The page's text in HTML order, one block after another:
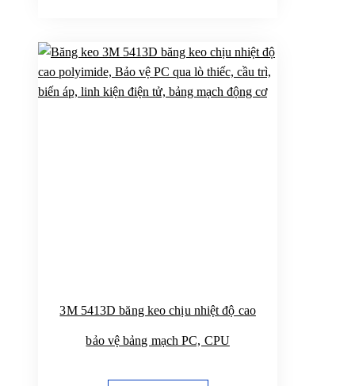
3M 5413D băng keo chịu nhiệt độ cao
bảo vệ bảng mạch PC, CPU